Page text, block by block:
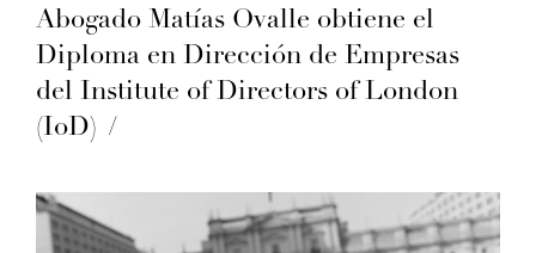
Abogado Matías Ovalle obtiene el
Diploma en Dirección de Empresas
del Institute of Directors of London
(IoD)